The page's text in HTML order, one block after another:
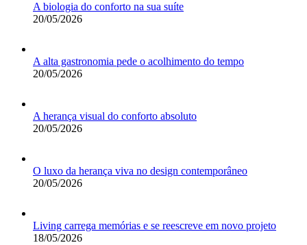
A biologia do conforto na sua suíte
20/05/2026
A alta gastronomia pede o acolhimento do tempo
20/05/2026
A herança visual do conforto absoluto
20/05/2026
O luxo da herança viva no design contemporâneo
20/05/2026
Living carrega memórias e se reescreve em novo projeto
18/05/2026